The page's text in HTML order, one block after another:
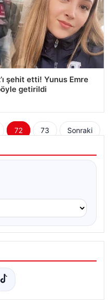
şehit etti! Yunus Emre
getirildi
72 73 Sonraki